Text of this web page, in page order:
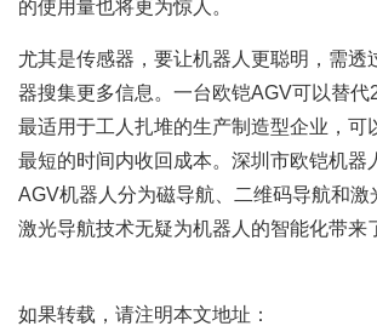
的使用量也将更为惊人。
尤其是传感器，要让机器人更聪明，需透
器搜集更多信息。一台欧铠AGV可以替代
最适用于工人扎堆的生产制造型企业，可
最短的时间内收回成本。深圳市欧铠机器
AGV机器人 分为磁导航、二维码导航和激
激光导航技术无疑为机器人的智能化带来
如果转载，请注明本文地址：